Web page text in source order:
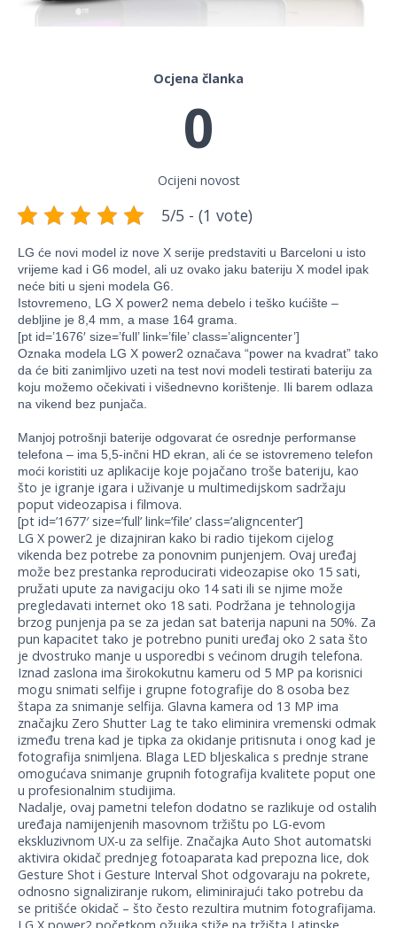
Ocjena članka
0
Ocijeni novost
5/5 - (1 vote)
LG će novi model iz nove X serije predstaviti u Barceloni u isto
vrijeme kad i G6 model, ali uz ovako jaku bateriju X model ipak
neće biti u sjeni modela G6.
Istovremeno, LG X power2 nema debelo i teško kućište –
debljine je 8,4 mm, a mase 164 grama.
[pt id=’1676′ size=’full’ link=’file’ class=’aligncenter’]
Oznaka modela LG X power2 označava “power na kvadrat” tako
da će biti zanimljivo uzeti na test novi modeli testirati bateriju za
koju možemo očekivati i višednevno korištenje. Ili barem odlaza
na vikend bez punjača.
Manjoj potrošnji baterije odgovarat će osrednje performanse
telefona – ima 5,5-inčni HD ekran, ali će se istovremeno telefon
moći koristiti uz aplikacije koje pojačano troše bateriju, kao
što je igranje igara i uživanje u multimedijskom sadržaju
poput videozapisa i filmova.
[pt id=’1677′ size=’full’ link=’file’ class=’aligncenter’]
LG X power2 je dizajniran kako bi radio tijekom cijelog
vikenda bez potrebe za ponovnim punjenjem. Ovaj uređaj
može bez prestanka reproducirati videozapise oko 15 sati,
pružati upute za navigaciju oko 14 sati ili se njime može
pregledavati internet oko 18 sati. Podržana je tehnologija
brzog punjenja pa se za jedan sat baterija napuni na 50%. Za
pun kapacitet tako je potrebno puniti uređaj oko 2 sata što
je dvostruko manje u usporedbi s većinom drugih telefona.
Iznad zaslona ima širokokutnu kameru od 5 MP pa korisnici
mogu snimati selfije i grupne fotografije do 8 osoba bez
štapa za snimanje selfija. Glavna kamera od 13 MP ima
značajku Zero Shutter Lag te tako eliminira vremenski odmak
između trena kad je tipka za okidanje pritisnuta i onog kad je
fotografija snimljena. Blaga LED bljeskalica s prednje strane
omogućava snimanje grupnih fotografija kvalitete poput one
u profesionalnim studijima.
Nadalje, ovaj pametni telefon dodatno se razlikuje od ostalih
uređaja namijenjenih masovnom tržištu po LG-evom
ekskluzivnom UX-u za selfije. Značajka Auto Shot automatski
aktivira okidač prednjeg fotoaparata kad prepozna lice, dok
Gesture Shot i Gesture Interval Shot odgovaraju na pokrete,
odnosno signaliziranje rukom, eliminirajući tako potrebu da
se pritišće okidač – što često rezultira mutnim fotografijama.
LG X power2 početkom ožujka stiže na tržišta Latinske